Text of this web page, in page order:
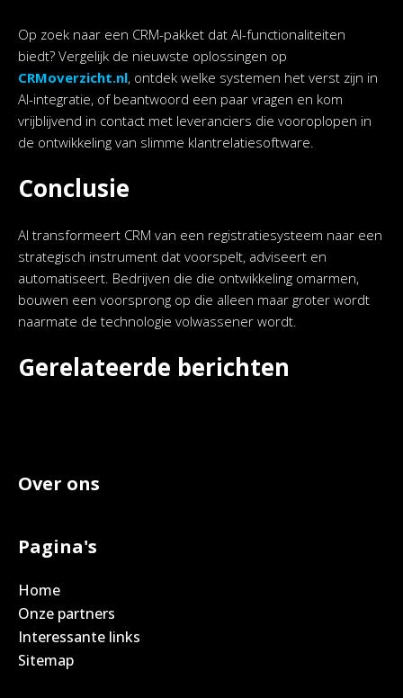
Op zoek naar een CRM-pakket dat AI-functionaliteiten
biedt? Vergelijk de nieuwste oplossingen op
CRMoverzicht.nl, ontdek welke systemen het verst zijn in
AI-integratie, of beantwoord een paar vragen en kom
vrijblijvend in contact met leveranciers die vooroplopen in
de ontwikkeling van slimme klantrelatiesoftware.
Conclusie
AI transformeert CRM van een registratiesysteem naar een
strategisch instrument dat voorspelt, adviseert en
automatiseert. Bedrijven die die ontwikkeling omarmen,
bouwen een voorsprong op die alleen maar groter wordt
naarmate de technologie volwassener wordt.
Gerelateerde berichten
Over ons
Pagina's
Home
Onze partners
Interessante links
Sitemap